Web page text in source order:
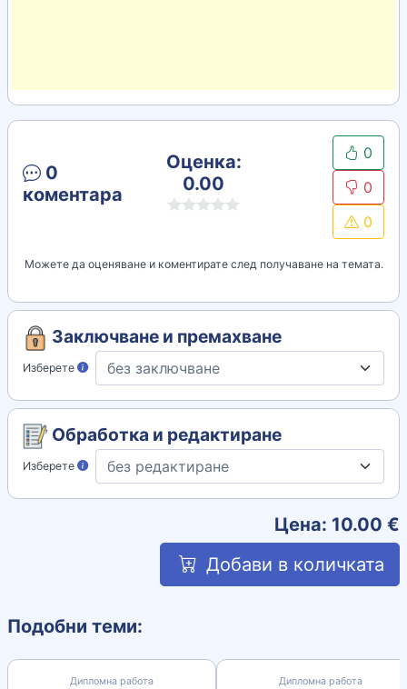
0
коментара
Оценка:
0.00
0
0
0
Можете да оценяване и коментирате след получаване на темата.
Заключване и премахване
Изберете
Обработка и редактиране
Изберете
Цена: 10.00 €
Добави в количката
Подобни теми:
Дипломна работа Дипломна работа